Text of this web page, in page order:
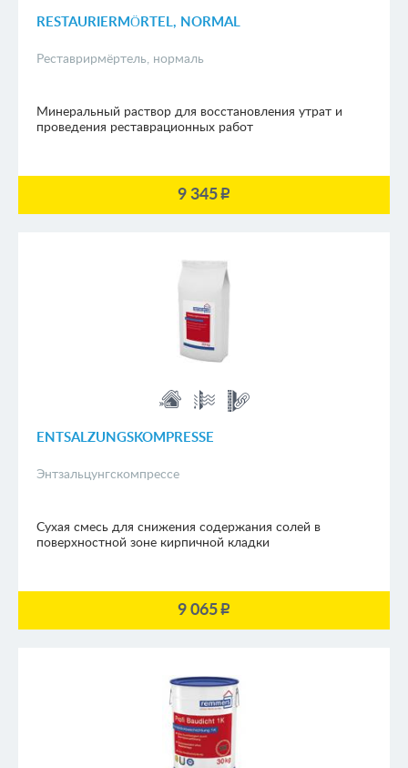
RESTAURIERMÖRTEL, NORMAL
Реставрирмёртель, нормаль
Минеральный раствор для восстановления утрат и
проведения реставрационных работ
9 345p
ENTSALZUNGSKOMPRESSE
Энтзальцунгскомпрессе
Сухая смесь для снижения содержания солей в
поверхностной зоне кирпичной кладки
9 065p